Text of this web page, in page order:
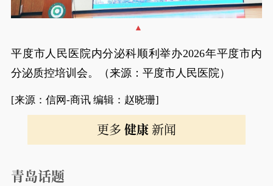
平度市人民医院内分泌科顺利举办2026年平度市内
分泌质控培训会。（来源：平度市人民医院）
[来源：信网-商讯 编辑：赵晓珊]
更多 健康新闻
青岛话题